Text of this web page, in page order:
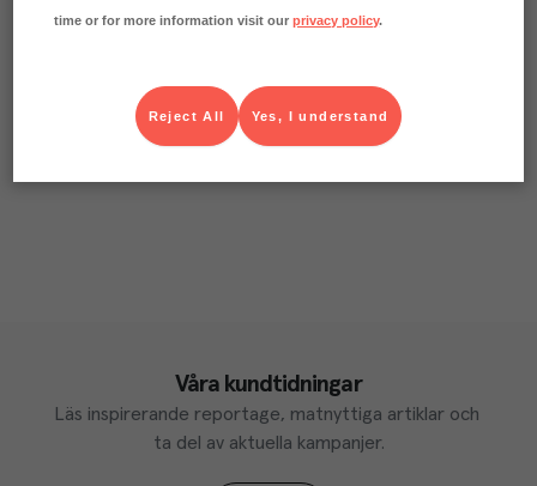
Våra kundtidningar
Läs inspirerande reportage, matnyttiga artiklar och
ta del av aktuella kampanjer.
time or for more information visit ourprivacy policy.
Yes, I understand
Reject All